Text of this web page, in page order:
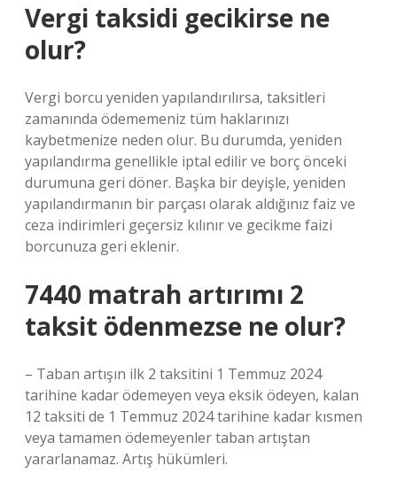
Vergi taksidi gecikirse ne
olur?
Vergi borcu yeniden yapılandırılırsa, taksitleri
zamanında ödememeniz tüm haklarınızı
kaybetmenize neden olur. Bu durumda, yeniden
yapılandırma genellikle iptal edilir ve borç önceki
durumuna geri döner. Başka bir deyişle, yeniden
yapılandırmanın bir parçası olarak aldığınız faiz ve
ceza indirimleri geçersiz kılınır ve gecikme faizi
borcunuza geri eklenir.
7440 matrah artırımı 2
taksit ödenmezse ne olur?
– Taban artışın ilk 2 taksitini 1 Temmuz 2024
tarihine kadar ödemeyen veya eksik ödeyen, kalan
12 taksiti de 1 Temmuz 2024 tarihine kadar kısmen
veya tamamen ödemeyenler taban artıştan
yararlanamaz. Artış hükümleri.